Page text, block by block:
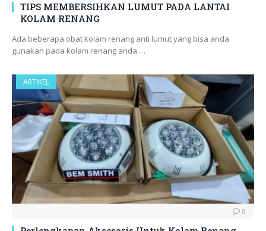
TIPS MEMBERSIHKAN LUMUT PADA LANTAI
KOLAM RENANG
Ada beberapa obat kolam renang anti lumut yang bisa anda
gunakan pada kolam renang anda.…
ARTIKEL
0